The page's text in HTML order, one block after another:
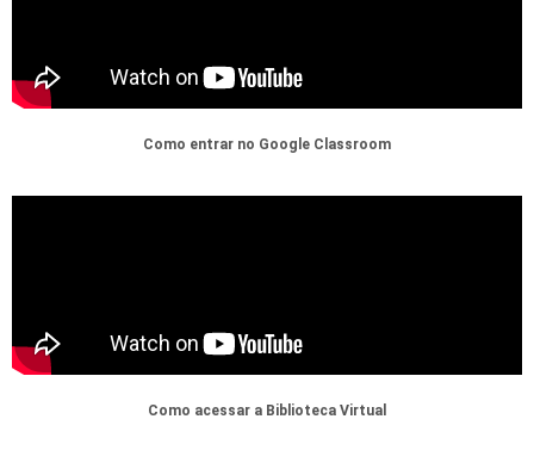
Como entrar no Google Classroom
Como acessar a Biblioteca Virtual